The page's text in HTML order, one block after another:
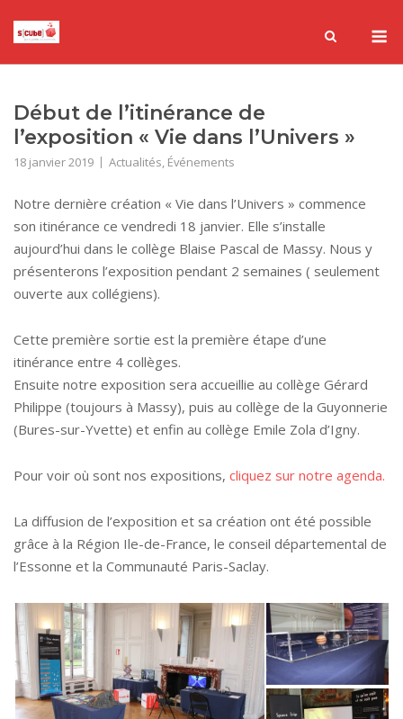
Début de l’itinérance de
l’exposition « Vie dans l’Univers »
18 janvier 2019 Actualités, Événements
Notre dernière création « Vie dans l’Univers » commence
son itinérance ce vendredi 18 janvier. Elle s’installe
aujourd’hui dans le collège Blaise Pascal de Massy. Nous y
présenterons l’exposition pendant 2 semaines ( seulement
ouverte aux collégiens).
Cette première sortie est la première étape d’une
itinérance entre 4 collèges.
Ensuite notre exposition sera accueillie au collège Gérard
Philippe (toujours à Massy), puis au collège de la Guyonnerie
(Bures-sur-Yvette) et enfin au collège Emile Zola d’Igny.
Pour voir où sont nos expositions, cliquez sur notre agenda.
La diffusion de l’exposition et sa création ont été possible
grâce à la Région Ile-de-France, le conseil départemental de
l’Essonne et la Communauté Paris-Saclay.